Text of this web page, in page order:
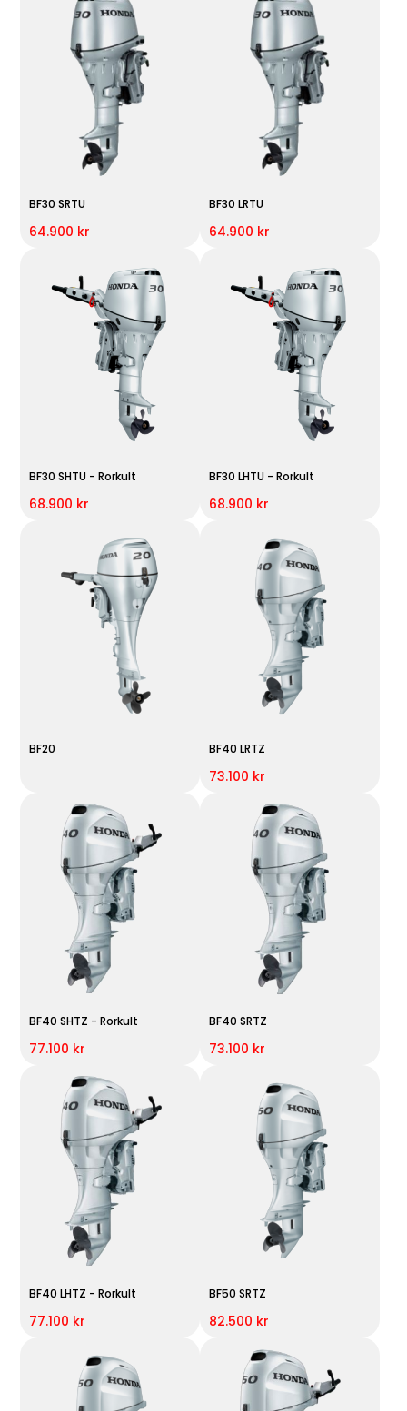
BF30 SRTU
64.900 kr
BF30 LRTU
64.900 kr
BF30 SHTU - Rorkult
68.900 kr
BF30 LHTU - Rorkult
68.900 kr
BF20 BF40 LRTZ
73.100 kr
BF40 SHTZ - Rorkult
77.100 kr
BF40 SRTZ
73.100 kr
BF40 LHTZ - Rorkult
77.100 kr
BF50 SRTZ
82.500 kr